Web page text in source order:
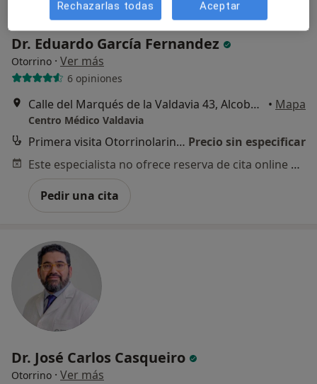
Dr. Eduardo García Fernandez
Otorrino · Ver más
6 opiniones
Calle del Marqués de la Valdavia 43, Alcobendas • Mapa
Centro Médico Valdavia
Primera visita Otorrinolaringología Precio sin especificar
Este especialista no ofrece reserva de cita online en esta dirección.
Pedir una cita
Dr. José Carlos Casqueiro
Otorrino · Ver más
Rechazarlas todas Aceptar